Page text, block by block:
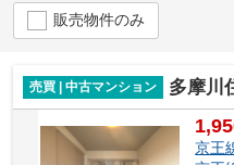
販売物件のみ
売買 | 中古マンション 多摩川
京王